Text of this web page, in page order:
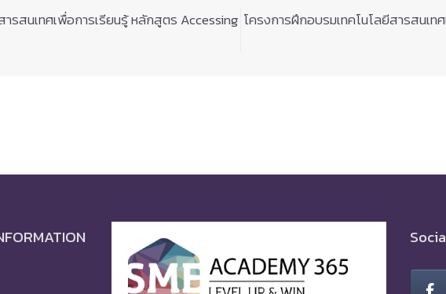
รสนเทศเพื่อการเรียนรู้ หลักสูตร Accessing โครงการฝึกอบรมเทคโนโลยีสารสนเ